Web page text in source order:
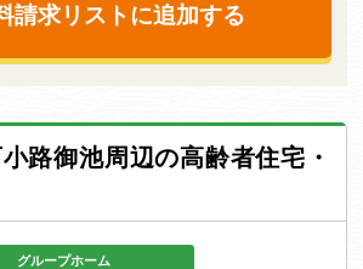
請求リストに追加する
路御池周辺の高齢者住宅・
グループホーム